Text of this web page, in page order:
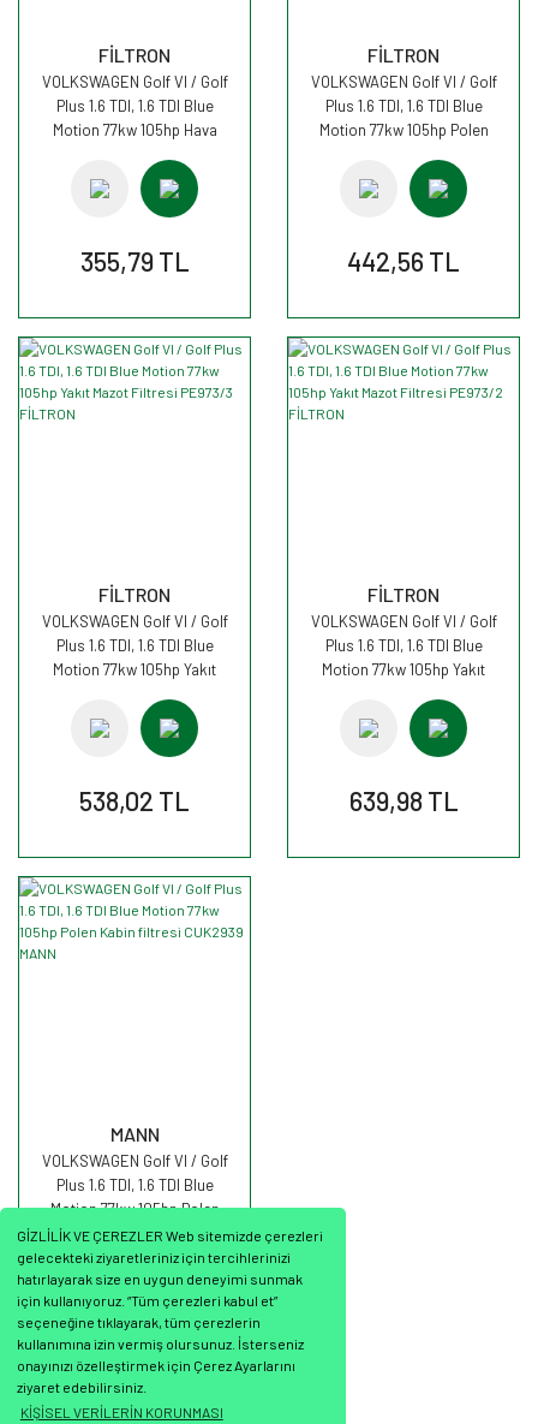
GİZLİLİK VE ÇEREZLER Web sitemizde çerezleri
gelecekteki ziyaretleriniz için tercihlerinizi
hatırlayarak size en uygun deneyimi sunmak
için kullanıyoruz. “Tüm çerezleri kabul et”
seçeneğine tıklayarak, tüm çerezlerin
kullanımına izin vermiş olursunuz. İsterseniz
onayınızı özelleştirmek için Çerez Ayarlarını
ziyaret edebilirsiniz.
KİŞİSEL VERİLERİN KORUNMASI
FİLTRON
VOLKSWAGEN Golf VI / Golf
Plus 1.6 TDI, 1.6 TDI Blue
Motion 77kw 105hp Hava
355,79 TL
FİLTRON
VOLKSWAGEN Golf VI / Golf
Plus 1.6 TDI, 1.6 TDI Blue
Motion 77kw 105hp Polen
442,56 TL
FİLTRON
VOLKSWAGEN Golf VI / Golf
Plus 1.6 TDI, 1.6 TDI Blue
Motion 77kw 105hp Yakıt
FİLTRON
538,02 TL
FİLTRON
VOLKSWAGEN Golf VI / Golf
Plus 1.6 TDI, 1.6 TDI Blue
Motion 77kw 105hp Yakıt
FİLTRON
639,98 TL
MANN
VOLKSWAGEN Golf VI / Golf
Plus 1.6 TDI, 1.6 TDI Blue
Motion 77kw 105hp Polen
Kabin filtresi CUK2939 MANN
526,09 TL